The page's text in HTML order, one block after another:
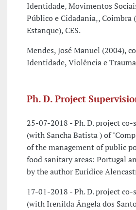
Identidade, Movimentos
Público e Cidadania,, Coimbra
Estanque), CES.
Mendes, José Manuel (2004),
Identidade, Violência e
Ph. D. Project
25-07-2018 - Ph. D. project
(with Sancha Batista ) of
of the management of public
food sanitary areas: Portugal
by the author Euridice
17-01-2018 - Ph. D. project
(with Irenilda Ângela dos